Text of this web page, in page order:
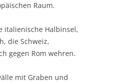
Raum.
italienische Halbinsel,
die Schweiz,
gegen Rom wehren.
mit Graben und